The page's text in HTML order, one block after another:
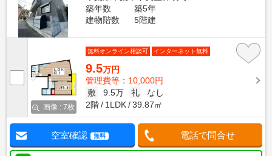
築年数
築5年
建物階数
5階建
画像 : 7枚
無料オンライン相談可 インターネット無料
9.5万円
管理費等：10,000円
敷
9.5万 礼
なし
2階
1LDK 39.87㎡
空室確認 無料 電話で問合せ